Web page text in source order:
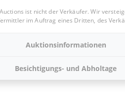
ist nicht der Verkäufer. Wir
im Auftrag eines Dritten, des
Auktionsinformationen
Besichtigungs- und Abholtage